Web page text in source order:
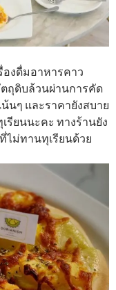
องดื่มอาหารคาว
ตถุดิบล้วนผ่านการคัด
น้นๆ และราคายังสบาย
รียนนะคะ ทางร้านยัง
ม่ทานทุเรียนด้วย